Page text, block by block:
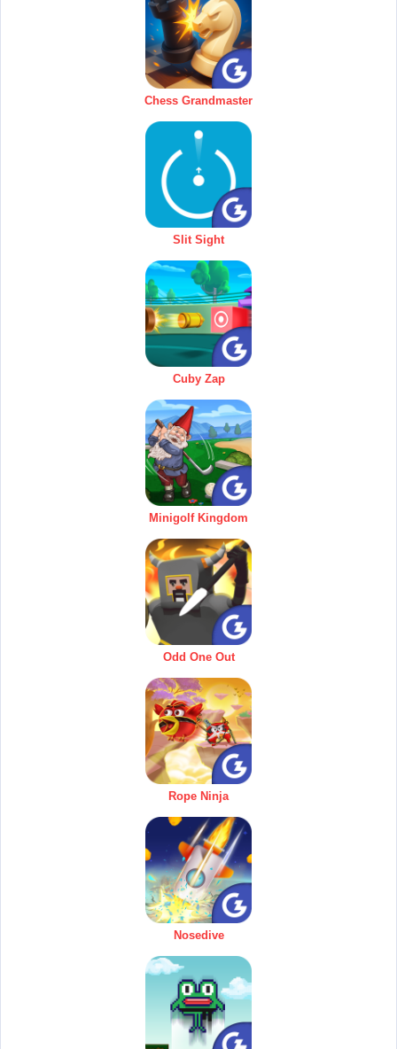
Chess Grandmaster
Slit Sight
Cuby Zap
Minigolf Kingdom
Odd One Out
Rope Ninja
Nosedive